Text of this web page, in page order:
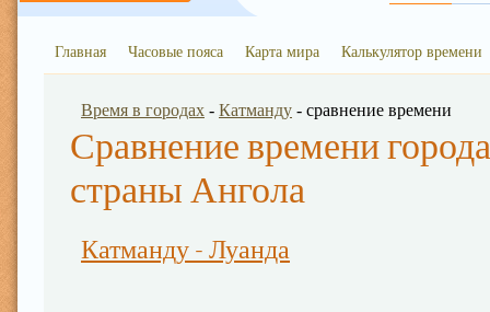
Главная Часовые пояса Карта мира Калькулятор времени
Время в городах - Катманду - сравнение времени
Сравнение времени
страны Ангола
Катманду - Луанда